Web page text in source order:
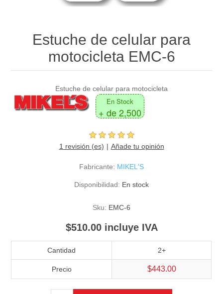
Estuche de celular para
motocicleta EMC-6
Estuche de celular para motocicleta
En Stock
+ de 2,500
1 revisión (es) Añade tu opinión
Fabricante: MIKEL'S
Disponibilidad: En stock
Sku: EMC-6
$510.00 incluye IVA
Cantidad 2+
Precio $443.00